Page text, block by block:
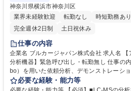
神奈川県横浜市神奈川区
業界未経験歓迎
転勤なし 時短勤務あり
完全週休2日制
土日祝休み
仕事の内容
企業名 ブルカージャパン株式会社 求人名 【アプリケーションエンジニア/
分析機器】緊急呼び出し・転勤無し 仕事の内容 ■分析機器（主にtimsMeta
bo）を用いた依頼分析、デモンストレーシ
リケーション開発 ■学会、顧客先でのセミナー発表 【ダルトニ
部】 医療、ライフサイエンス、創薬、材料
必要な経験・能力等